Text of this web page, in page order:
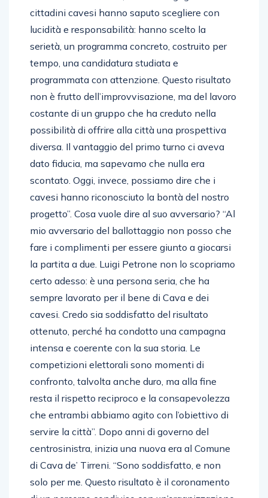
cittadini cavesi hanno saputo scegliere con
lucidità e responsabilità: hanno scelto la
serietà, un programma concreto, costruito per
tempo, una candidatura studiata e
programmata con attenzione. Questo risultato
non è frutto dell’improvvisazione, ma del lavoro
costante di un gruppo che ha creduto nella
possibilità di offrire alla città una prospettiva
diversa. Il vantaggio del primo turno ci aveva
dato fiducia, ma sapevamo che nulla era
scontato. Oggi, invece, possiamo dire che i
cavesi hanno riconosciuto la bontà del nostro
progetto”. Cosa vuole dire al suo avversario? “Al
mio avversario del ballottaggio non posso che
fare i complimenti per essere giunto a giocarsi
la partita a due. Luigi Petrone non lo scopriamo
certo adesso: è una persona seria, che ha
sempre lavorato per il bene di Cava e dei
cavesi. Credo sia soddisfatto del risultato
ottenuto, perché ha condotto una campagna
intensa e coerente con la sua storia. Le
competizioni elettorali sono momenti di
confronto, talvolta anche duro, ma alla fine
resta il rispetto reciproco e la consapevolezza
che entrambi abbiamo agito con l’obiettivo di
servire la città”. Dopo anni di governo del
centrosinistra, inizia una nuova era al Comune
di Cava de’ Tirreni. “Sono soddisfatto, e non
solo per me. Questo risultato è il coronamento